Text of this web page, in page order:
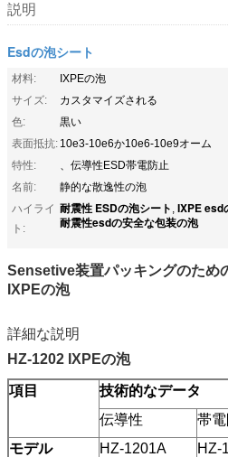
説明
Esdの泡シート
材料:
IXPEの泡
サイズ:
カスタマイズされる
色:
黒い
表面抵抗: 10e3-10e6か10e6-10e9オーム
特性:
、伝導性ESD帯電防止
名前:
静的な散逸性の泡
ハイライ
ト:
耐震性 ESDの泡シート , IXPE esd
耐震性esdの安全な包装の泡
Sensetive装置パッキングのため
IXPEの泡
詳細な説明
HZ-1202 IXPEの泡
項目
技術的なデータ
伝導性
帯
モデル
HZ-1201A
HZ-